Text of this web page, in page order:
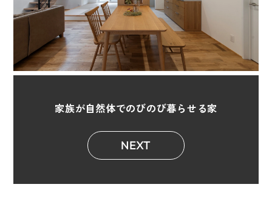
家族が自然体でのびのび暮らせる家
NEXT